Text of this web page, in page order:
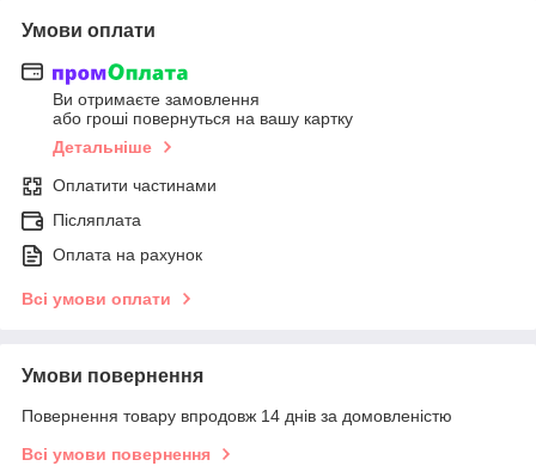
Умови оплати
Ви отримаєте замовлення
або гроші повернуться на вашу картку
Детальніше
Оплатити частинами
Післяплата
Оплата на рахунок
Всі умови оплати
Умови повернення
Повернення товару впродовж 14 днів за домовленістю
Всі умови повернення